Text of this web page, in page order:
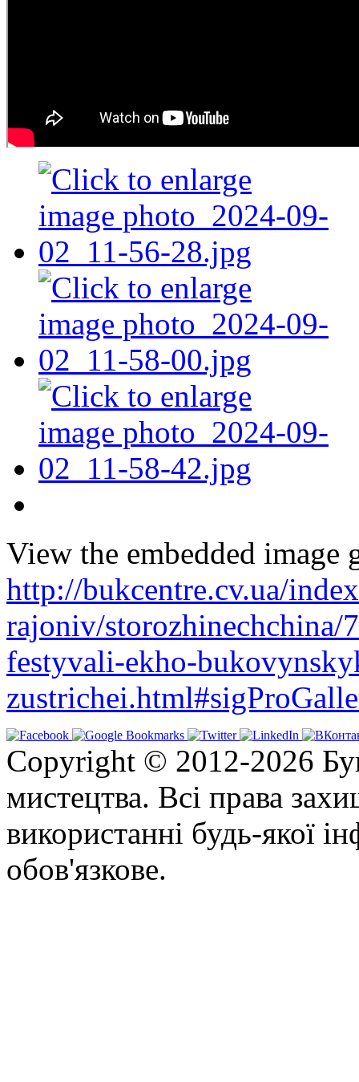
View the embedded image
http://bukcentre.cv.ua/
rajoniv/storozhinechchina/
festyvali-ekho-
Copyright © 2012-2026
мистецтва. Всі права
використанні будь-якої
обов'язкове.